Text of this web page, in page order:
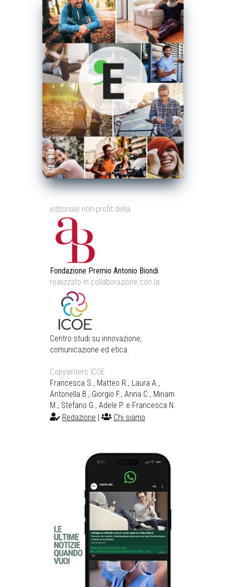
editoriale non-profit della
Fondazione Premio Antonio Biondi
realizzato in collaborazione con la
Centro studi su innovazione,
comunicazione ed etica.
Copywriters ICOE
Francesca S., Matteo R., Laura A.,
Antonella B., Giorgio F., Anna C., Miriam
M., Stefano G., Adele P. e Francesca N.
Redazione
Chi siamo